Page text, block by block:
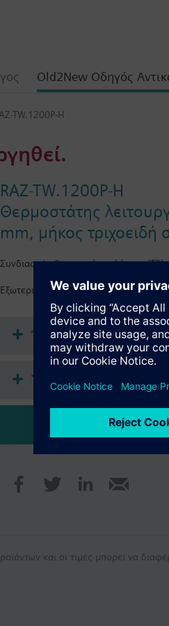
Old2New Οδηγός
TW.1200P-H
RAZ-TW.1200P-H
Θερμοστάτης
mm, μήκος
Συνδιασμός θερμοστάτη ελέγχου
Εξωτερική ρύθμιση (TR), εσωτερική
Έγγραφα
Τεχνική σύνοψη
και οι τιμές μπορεί να